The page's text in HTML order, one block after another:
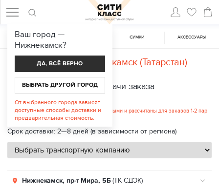
ЖЕНСКАЯ ОБУВЬ CУМКИ АКСЕССУАРЫ
Доставка в Нижнекамск (Татарстан)
Пункты выдачи заказа
Стоимость услуги: от 312 руб.
Указанные цены являются ориентировочными и рассчитаны для заказов 1-2 пар
обуви.
Срок доставки: 2—8 дней (в зависимости от региона)
Нижнекамск, пр-т Мира, 5Б(ТК СДЭК)
Ваш город —
Нижнекамск?
ДА, ВСЁ ВЕРНО
ВЫБРАТЬ ДРУГОЙ ГОРОД
От выбранного города зависят
доступные способы доставки и
предварительная стоимость.